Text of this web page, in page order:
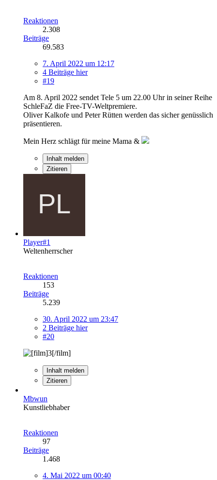
Reaktionen
2.308
Beiträge
69.583
7. April 2022 um 12:17
4 Beiträge hier
#19
Am 8. April 2022 sendet Tele 5 um 22.00 Uhr in seiner Reihe
SchleFaZ die Free-TV-Weltpremiere.
Oliver Kalkofe und Peter Rütten werden das sicher genüsslich
präsentieren.
Mein Herz schlägt für meine Mama &
Inhalt melden
Zitieren
Player#1
Weltenherrscher
Reaktionen
153
Beiträge
5.239
30. April 2022 um 23:47
2 Beiträge hier
#20
Inhalt melden
Zitieren
Mbwun
Kunstliebhaber
Reaktionen
97
Beiträge
1.468
4. Mai 2022 um 00:40